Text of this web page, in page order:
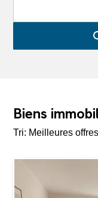
Biens
Tri: Meilleures offres